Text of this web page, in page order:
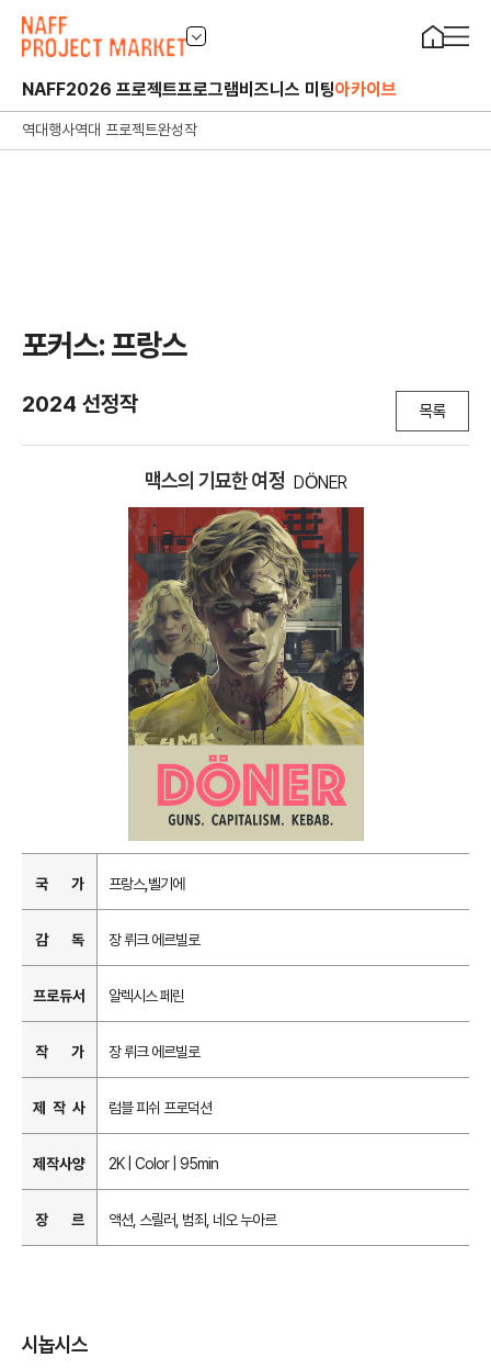
NAFF2026 프로젝트프로그램비즈니스 미팅아카이브
역대행사역대 프로젝트완성작
포커스: 프랑스
2024 선정작 목록
맥스의 기묘한 여정 DÖNER
국 가 프랑스,벨기에
감 독 장 뤼크 에르빌로
프로듀서 알렉시스 페린
작 가 장 뤼크 에르빌로
제 작 사 럼블 피쉬 프로덕션
제작사양 2K | Color | 95min
장 르 액션, 스릴러, 범죄, 네오 누아르
시놉시스